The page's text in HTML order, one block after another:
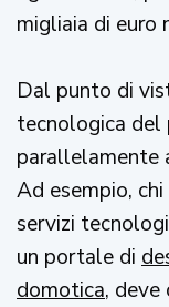
migliaia di euro
Dal punto di
tecnologica del
parallelamente
Ad esempio,
servizi
un portale di
domotica, deve